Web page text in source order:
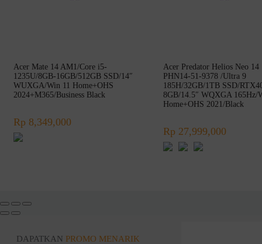
Acer Mate 14 AM1/Core i5-
1235U/8GB-16GB/512GB SSD/14″
WUXGA/Win 11 Home+OHS
2024+M365/Business Black
Rp 8,349,000
Acer Predator Helios Neo 14
PHN14-51-9378 /Ultra 9
185H/32GB/1TB SSD/
8GB/14.5″ WQXGA 165Hz/
Home+OHS 2021/Black
Rp 27,999,000
DAPATKAN PROMO MENARIK